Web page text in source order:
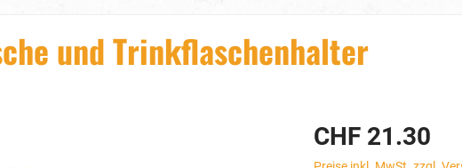
und Trinkflaschenhalter
CHF 21.30